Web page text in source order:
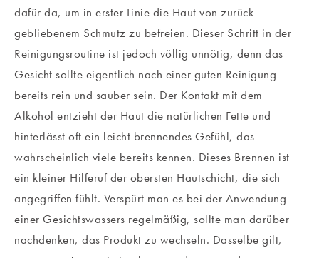
dafür da, um in erster Linie die Haut von zurück
gebliebenem Schmutz zu befreien. Dieser Schritt in der
Reinigungsroutine ist jedoch völlig unnötig, denn das
Gesicht sollte eigentlich nach einer guten Reinigung
bereits rein und sauber sein. Der Kontakt mit dem
Alkohol entzieht der Haut die natürlichen Fette und
hinterlässt oft ein leicht brennendes Gefühl, das
wahrscheinlich viele bereits kennen. Dieses Brennen ist
ein kleiner Hilferuf der obersten Hautschicht, die sich
angegriffen fühlt. Verspürt man es bei der Anwendung
einer Gesichtswassers regelmäßig, sollte man darüber
nachdenken, das Produkt zu wechseln. Dasselbe gilt,